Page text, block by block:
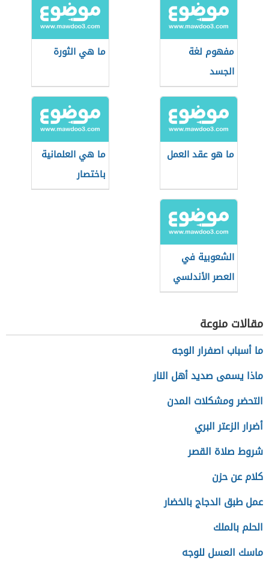
مفهوم لغة
الجسد
ما هي الثورة
ما هو عقد العمل
ما هي العلمانية
باختصار
الشعوبية في
العصر الأندلسي
مقالات منوعة
ما أسباب اصفرار الوجه
ماذا يسمى صديد أهل النار
التحضر ومشكلات المدن
أضرار الزعتر البري
شروط صلاة القصر
كلام عن حزن
عمل طبق الدجاج بالخضار
الحلم بالملك
ماسك العسل للوجه